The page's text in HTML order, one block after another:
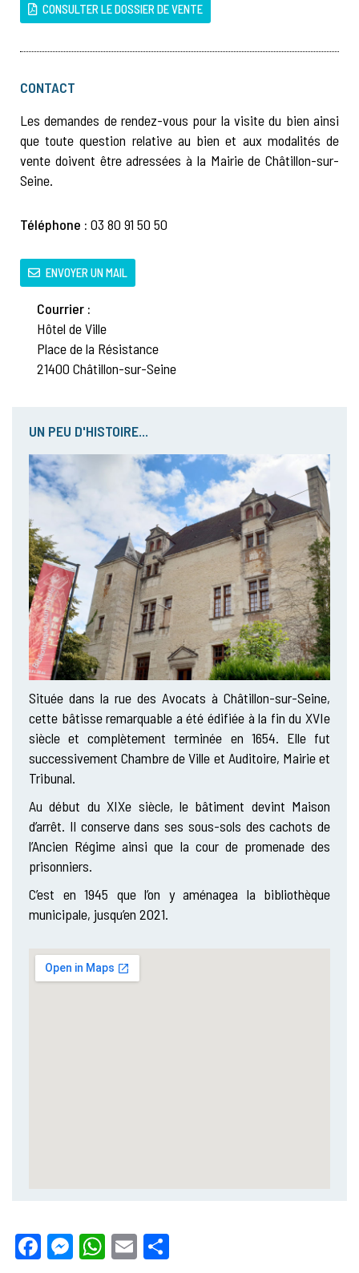
CONSULTER LE DOSSIER DE VENTE
CONTACT
Les demandes de rendez-vous pour la visite du bien ainsi
que toute question relative au bien et aux modalités de
vente doivent être adressées à la Mairie de Châtillon-sur-
Seine.
Téléphone : 03 80 91 50 50
ENVOYER UN MAIL
Courrier :
Hôtel de Ville
Place de la Résistance
21400 Châtillon-sur-Seine
UN PEU D'HISTOIRE...
Située dans la rue des Avocats à Châtillon-sur-Seine,
cette bâtisse remarquable a été édifiée à la fin du XVIe
siècle et complètement terminée en 1654. Elle fut
successivement Chambre de Ville et Auditoire, Mairie et
Tribunal.
Au début du XIXe siècle, le bâtiment devint Maison
d’arrêt. Il conserve dans ses sous-sols des cachots de
l’Ancien Régime ainsi que la cour de promenade des
prisonniers.
C’est en 1945 que l’on y aménagea la bibliothèque
municipale, jusqu’en 2021.
Facebook
Messenger
WhatsApp
Email